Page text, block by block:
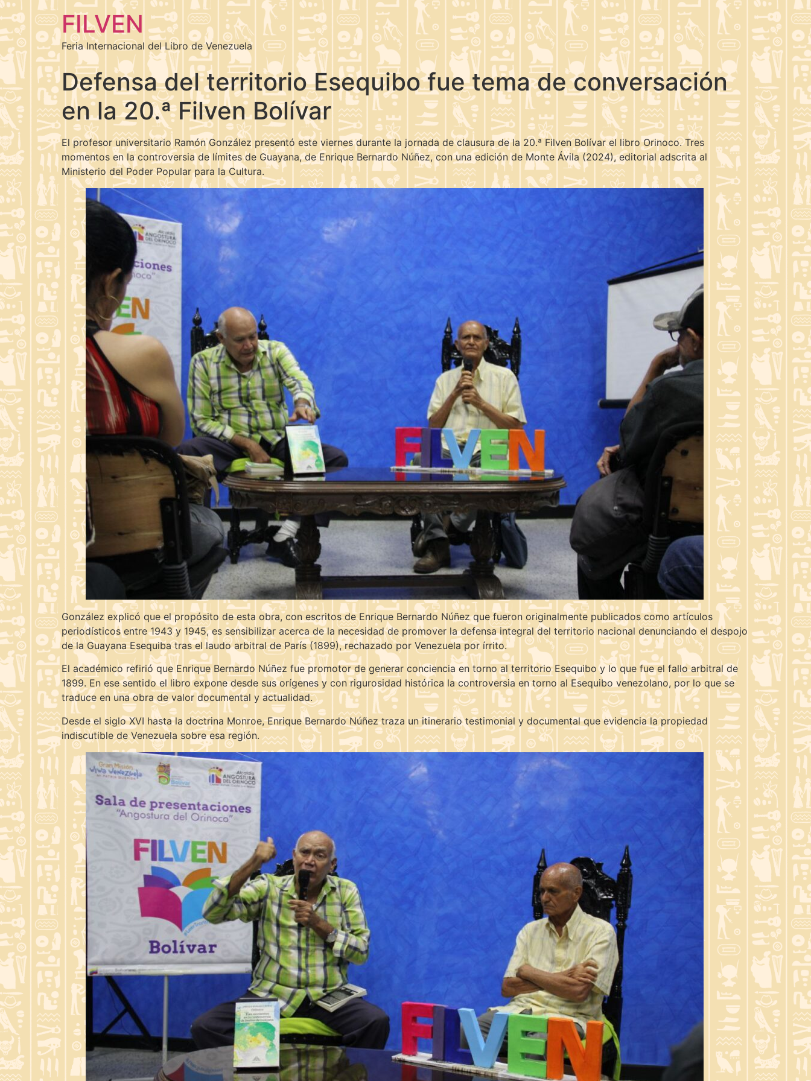
FILVEN
Feria Internacional del Libro de Venezuela
Defensa del territorio Esequibo fue tema de conversación
en la 20.ª Filven Bolívar
El profesor universitario Ramón González presentó este viernes durante la jornada de clausura de la 20.ª Filven Bolívar el libro Orinoco. Tres
momentos en la controversia de límites de Guayana, de Enrique Bernardo Núñez, con una edición de Monte Ávila (2024), editorial adscrita al
Ministerio del Poder Popular para la Cultura.
González explicó que el propósito de esta obra, con escritos de Enrique Bernardo Núñez que fueron originalmente publicados como artículos
periodísticos entre 1943 y 1945, es sensibilizar acerca de la necesidad de promover la defensa integral del territorio nacional denunciando el despojo
de la Guayana Esequiba tras el laudo arbitral de París (1899), rechazado por Venezuela por írrito.
El académico refirió que Enrique Bernardo Núñez fue promotor de generar conciencia en torno al territorio Esequibo y lo que fue el fallo arbitral de
1899. En ese sentido el libro expone desde sus orígenes y con rigurosidad histórica la controversia en torno al Esequibo venezolano, por lo que se
traduce en una obra de valor documental y actualidad.
Desde el siglo XVI hasta la doctrina Monroe, Enrique Bernardo Núñez traza un itinerario testimonial y documental que evidencia la propiedad
indiscutible de Venezuela sobre esa región.